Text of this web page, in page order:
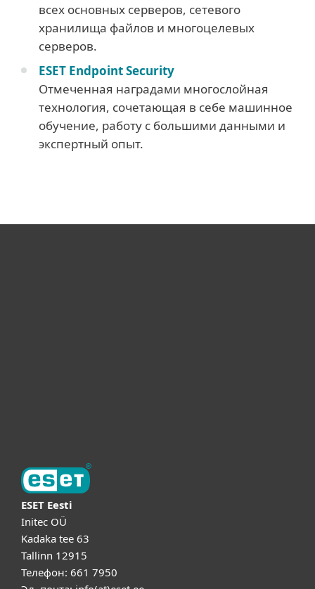
всех основных серверов, сетевого
хранилища файлов и многоцелевых
серверов.
ESET Endpoint Security
Отмеченная наградами многослойная
технология, сочетающая в себе машинное
обучение, работу с большими данными и
экспертный опыт.
ESET Eesti
Initec OÜ
Kadaka tee 63
Tallinn 12915
Телефон: 661 7950